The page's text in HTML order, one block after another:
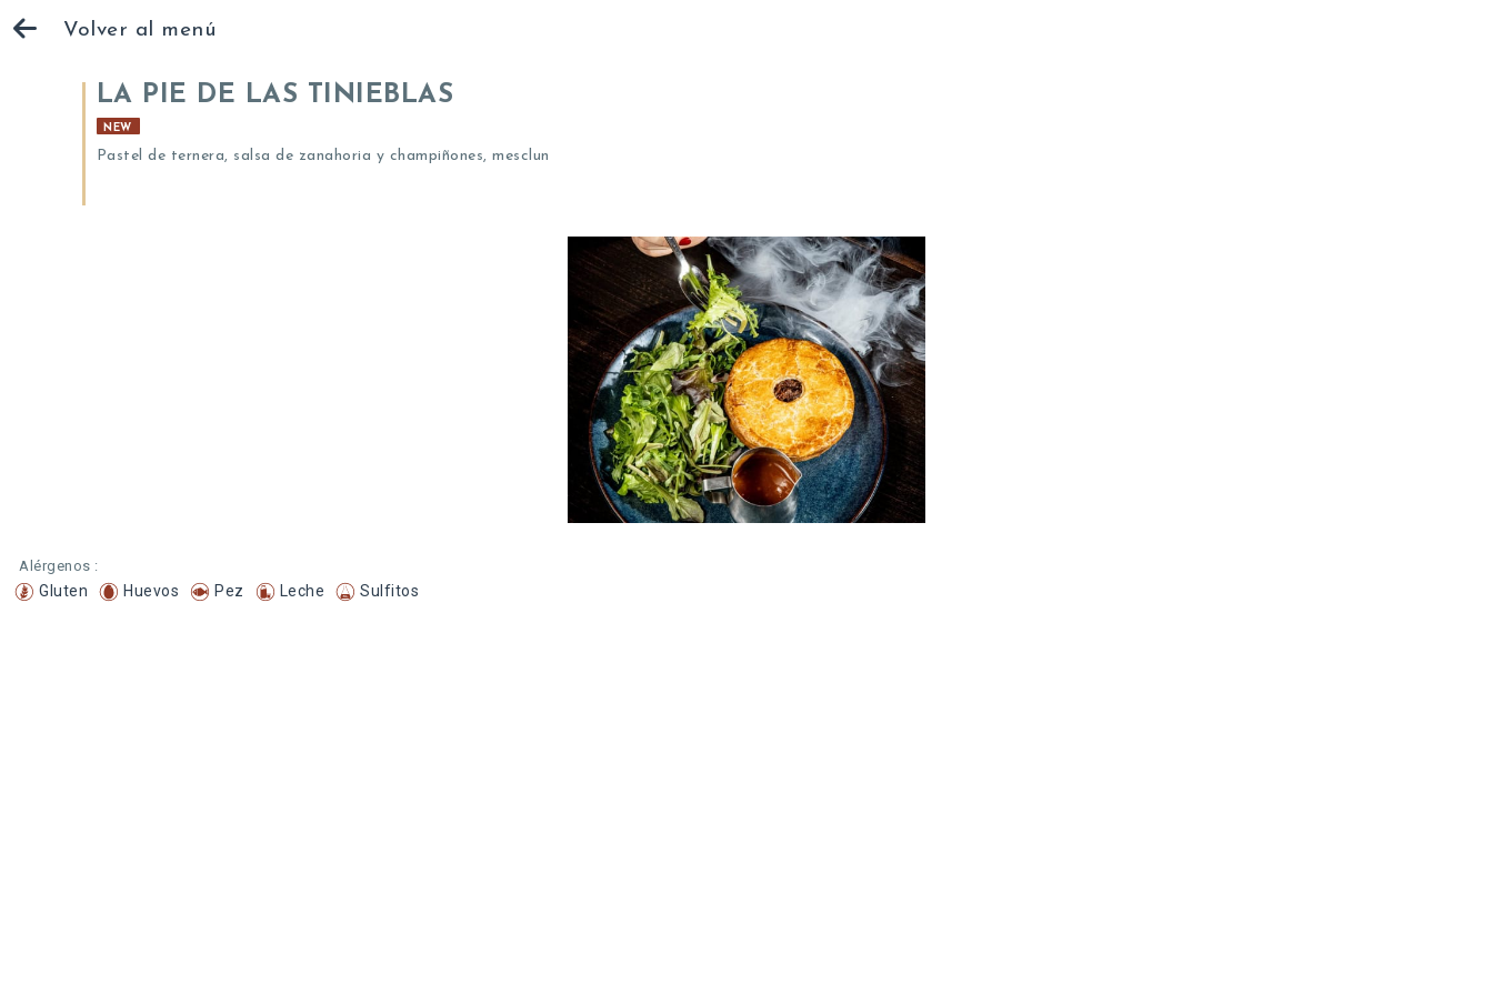
Volver al menú
LA PIE DE LAS TINIEBLAS
NEW
Pastel de ternera, salsa de zanahoria y champiñones, mesclun
Alérgenos :
Gluten Huevos Pez Leche Sulfitos